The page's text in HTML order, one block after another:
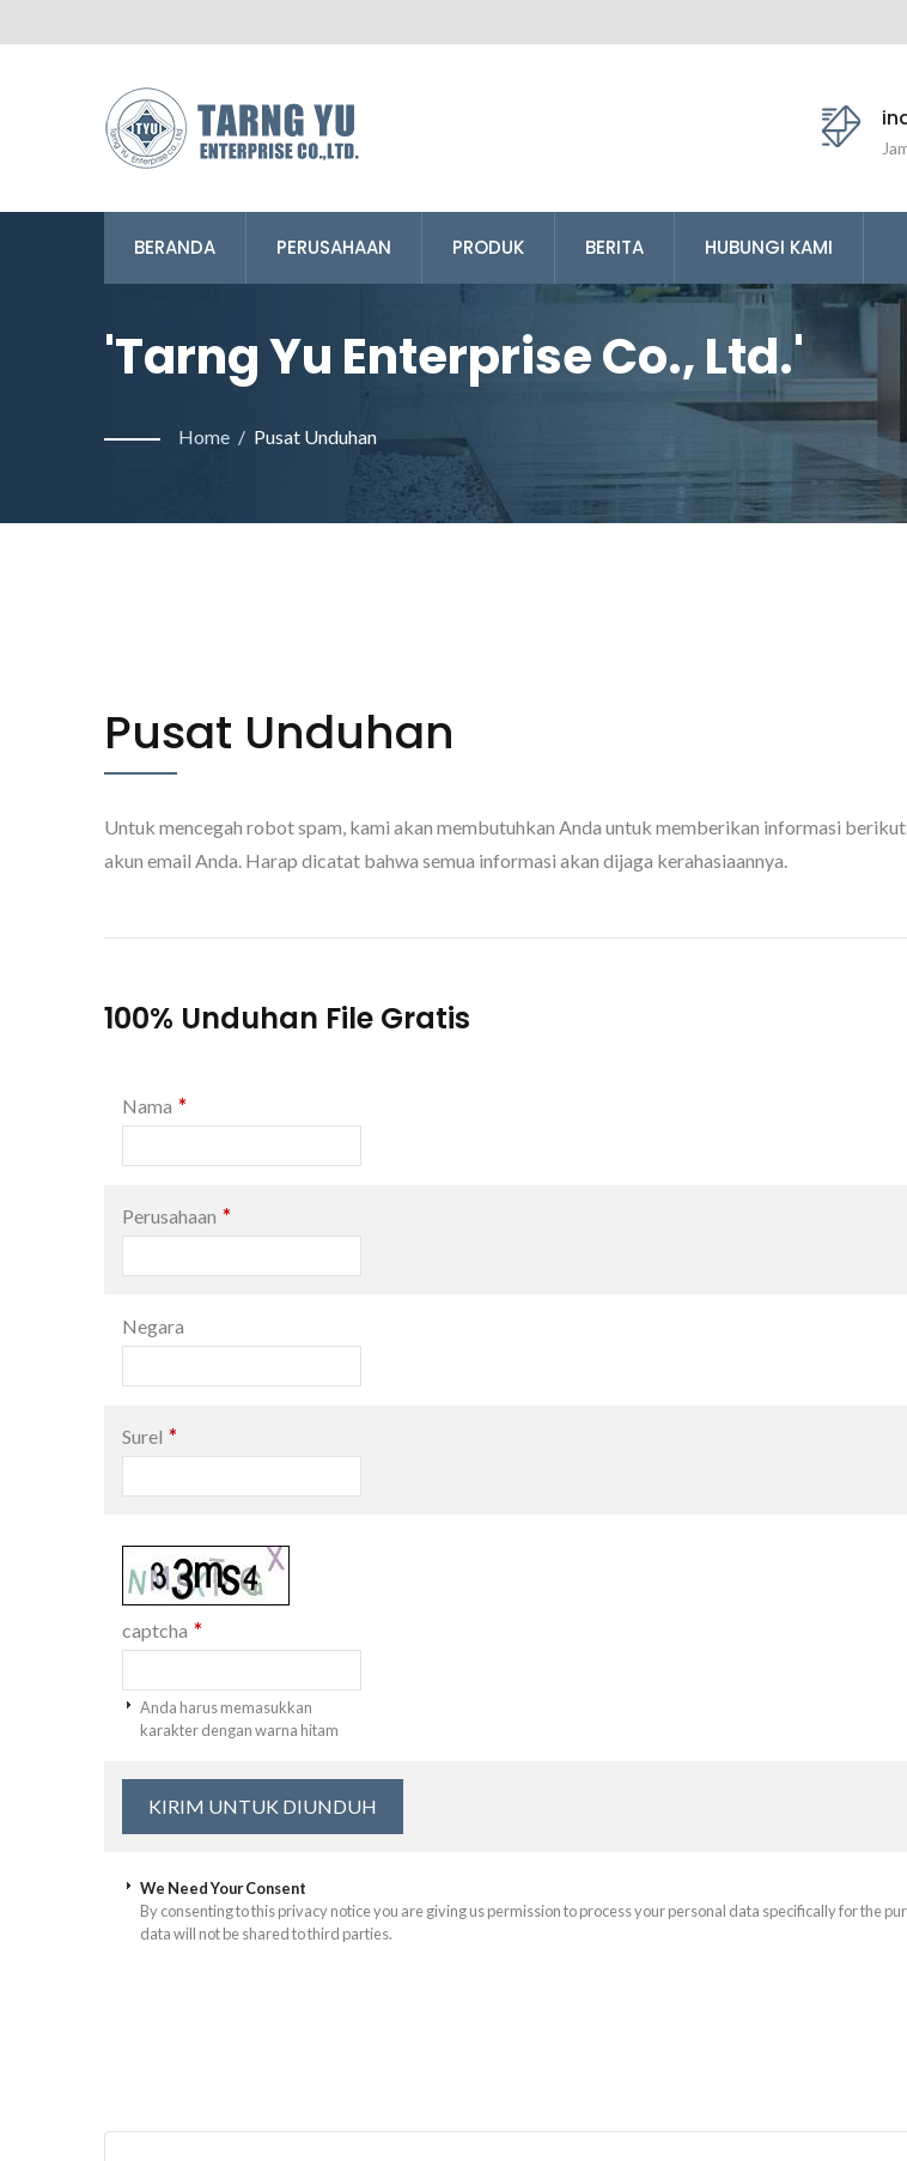
BERANDA PERUSAHAAN PRODUK BERITA HUBUNGI KAMI
'Tarng Yu Enterprise Co., Ltd.'
Home / Pusat Unduhan
Pusat Unduhan
Untuk mencegah robot spam, kami akan membutuhkan Anda untuk memberikan informasi
akun email Anda. Harap dicatat bahwa semua informasi akan dijaga kerahasiaannya.
100% Unduhan File Gratis
Nama *
Perusahaan *
Negara
Surel *
captcha *
Anda harus memasukkan
karakter dengan warna hitam
We Need Your Consent
By consenting to this privacy notice you are giving us permission to process your personal data specifically for the
data will not be shared to third parties.